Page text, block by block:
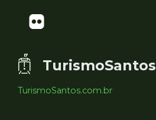
TurismoSantos
TurismoSantos.com.br